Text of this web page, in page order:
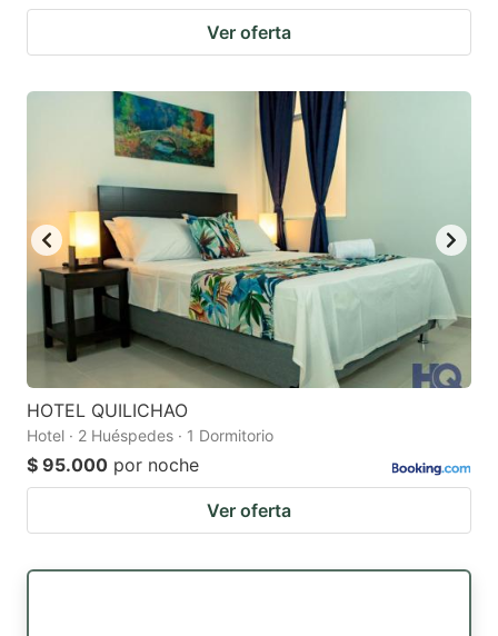
Ver oferta
HOTEL QUILICHAO
Hotel · 2 Huéspedes · 1 Dormitorio
$ 95.000 por noche
Ver oferta